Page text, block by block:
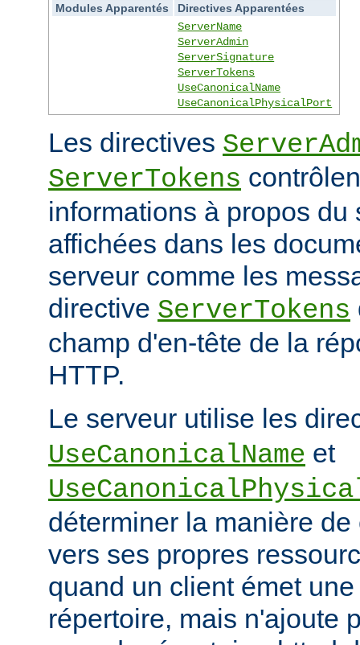
Modules Apparentés
Directives Apparentées
ServerName
ServerAdmin
ServerSignature
ServerTokens
UseCanonicalName
UseCanonicalPhysicalPort
Les directives
ServerTokens
informations à propos du
affichées dans les
serveur comme les
directive ServerTokens
champ d'en-tête de la
HTTP.
Le serveur utilise les
UseCanonicalName et
déterminer la manière
vers ses propres
quand un client émet
répertoire, mais n'ajoute